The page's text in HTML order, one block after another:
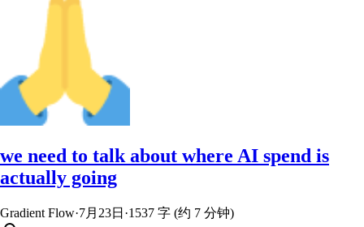
we need to talk about where AI spend is
actually going
Gradient Flow·7月23日 ·1537 字 (约 7 分钟)